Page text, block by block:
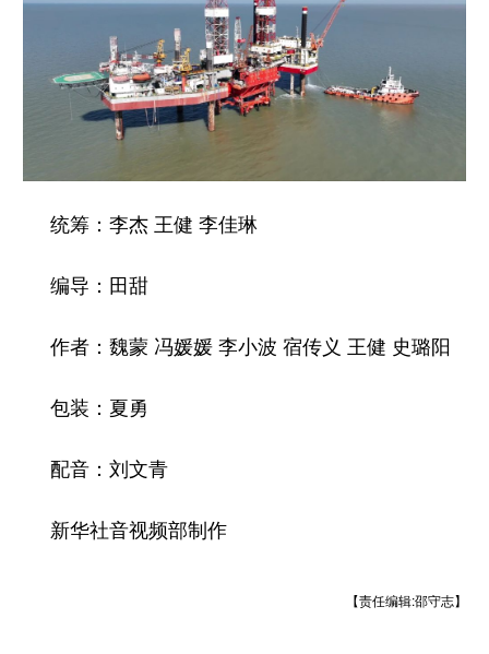
统筹：李杰 王健 李佳琳
编导：田甜
作者：魏蒙 冯媛媛 李小波 宿传义 王健 史璐阳
包装：夏勇
配音：刘文青
新华社音视频部制作
【责任编辑:邵守志】